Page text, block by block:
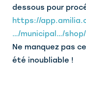
dessous pour
https://
…/municipal…/shop/
Ne manquez pas
été inoubliable !